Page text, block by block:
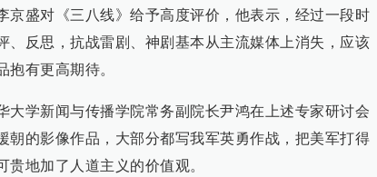
京盛对《三八线》给予高度评价，他表示，经过一段时
、反思，抗战雷剧、神剧基本从主流媒体上消失，应该
抱有更高期待。
大学新闻与传播学院常务副院长尹鸿在上述专家研讨会
朝的影像作品，大部分都写我军英勇作战，把美军打得
地加了人道主义的价值观。